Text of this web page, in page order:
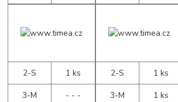
2-S
1 ks
3-M
- - -
2-S
1 ks
3-M
1 ks